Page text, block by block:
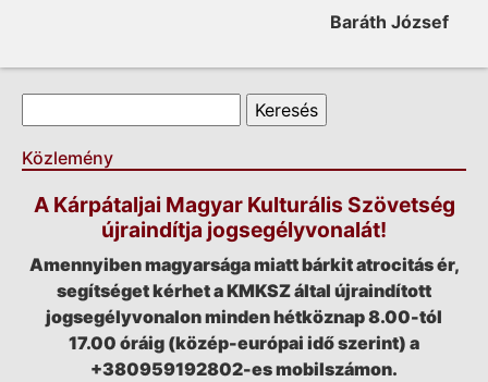
Baráth József
Keresés űrlap
Keresés
Közlemény
A Kárpátaljai Magyar Kulturális Szövetség
újraindítja jogsegélyvonalát!
Amennyiben magyarsága miatt bárkit atrocitás ér,
segítséget kérhet a KMKSZ által újraindított
jogsegélyvonalon minden hétköznap 8.00-tól
17.00 óráig (közép-európai idő szerint) a
+380959192802-es mobilszámon.